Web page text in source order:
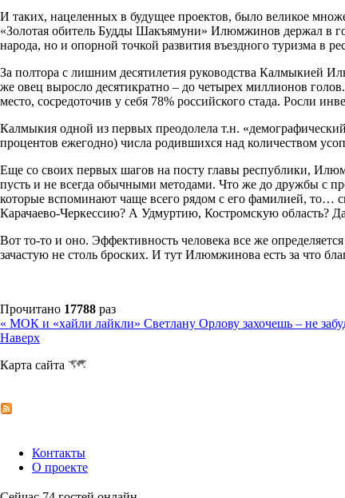
И таких, нацеленных в будущее проектов, было великое
«Золотая обитель Будды Шакъямуни» Илюмжинов держал в
народа, но и опорной точкой развития въездного туризма в
За полтора с лишним десятилетия руководства Калмыкией
же овец выросло десятикратно – до четырех миллионов
место, сосредоточив у себя 78% российского стада. Росли
Калмыкия одной из первых преодолела т.н.
процентов ежегодно) числа родившихся над количеством
Еще со своих первых шагов на посту главы республики,
пусть и не всегда обычными методами. Что же до дружбы с
которые вспоминают чаще всего рядом с его фамилией, то…
Карачаево-Черкессию? А Удмуртию, Костромскую область?
Вот то-то и оно. Эффективность человека все же
зачастую не столь броских. И тут Илюмжинова есть за что
Прочитано 17788 раз
« МОК и «хайли лайкли» Светлану Орлову захочешь – не
Наверх
Карта сайта
Контакты
О проекте